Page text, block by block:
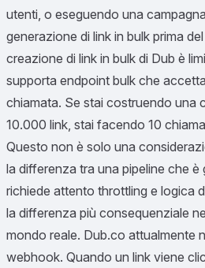
utenti, o eseguendo una
generazione di link in bulk prima
creazione di link in bulk di Dub è
supporta endpoint bulk che
chiamata. Se stai costruendo una
10.000 link, stai facendo 10
Questo non è solo una
la differenza tra una pipeline che è
richiede attento throttling e logica
la differenza più consequenziale
mondo reale. Dub.co attualmente
webhook. Quando un link viene